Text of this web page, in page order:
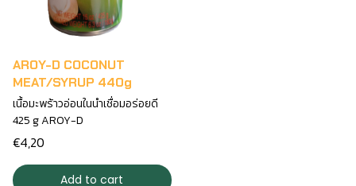
AROY-D COCONUT
MEAT/SYRUP 440g
เนื้อมะพร้าวอ่อนในนำเชื่อมอร่อยดี
425 g AROY-D
€4,20
Add to cart